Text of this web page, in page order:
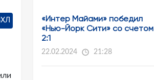
«Интер Майами» победил
«Нью-Йорк Сити» со счетом
2:1
22.02.2024 21:28